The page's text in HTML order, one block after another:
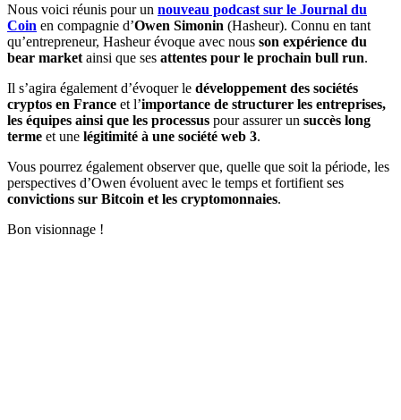
Nous voici réunis pour un nouveau podcast sur le Journal du
Coin en compagnie d’Owen Simonin (Hasheur). Connu en tant
qu’entrepreneur, Hasheur évoque avec nous son expérience du
bear market ainsi que ses attentes pour le prochain bull run.
Il s’agira également d’évoquer le développement des sociétés
cryptos en France et l’importance de structurer les entreprises,
les équipes ainsi que les processus pour assurer un succès long
terme et une légitimité à une société web 3.
Vous pourrez également observer que, quelle que soit la période, les
perspectives d’Owen évoluent avec le temps et fortifient ses
convictions sur Bitcoin et les cryptomonnaies.
Bon visionnage !